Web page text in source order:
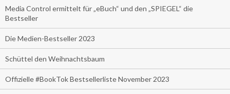
Media Control ermittelt für „eBuch“ und den „SPIEGEL“ die
Bestseller
Die Medien-Bestseller 2023
Schüttel den Weihnachtsbaum
Offizielle #BookTok Bestsellerliste November 2023